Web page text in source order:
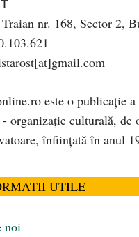
nr. 168, Sector 2,
este o publicaţie
- organizaţie culturală, de
înfiinţată în anul
UTILE
noi